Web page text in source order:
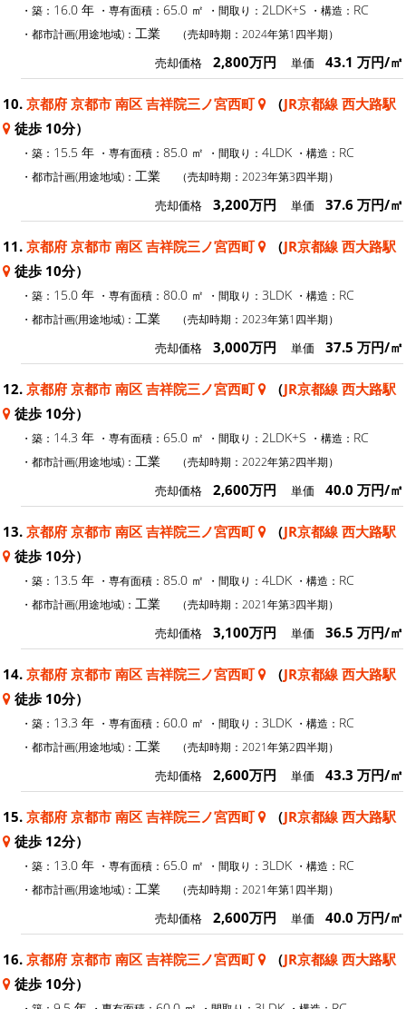
・築： 16.0 年 ・専有面積： 65.0 ㎡ ・間取り： 2LDK+S ・構造： RC
・都市計画(用途地域)： 工業 （売却時期：2024年第1四半期）
売却価格 2,800万円 単価 43.1 万円/㎡
10. 京都府 京都市 南区 吉祥院三ノ宮西町 （JR京都線 西大路駅
徒歩 10分）
・築： 15.5 年 ・専有面積： 85.0 ㎡ ・間取り： 4LDK ・構造： RC
・都市計画(用途地域)： 工業 （売却時期：2023年第3四半期）
売却価格 3,200万円 単価 37.6 万円/㎡
11. 京都府 京都市 南区 吉祥院三ノ宮西町 （JR京都線 西大路駅
徒歩 10分）
・築： 15.0 年 ・専有面積： 80.0 ㎡ ・間取り： 3LDK ・構造： RC
・都市計画(用途地域)： 工業 （売却時期：2023年第1四半期）
売却価格 3,000万円 単価 37.5 万円/㎡
12. 京都府 京都市 南区 吉祥院三ノ宮西町 （JR京都線 西大路駅
徒歩 10分）
・築： 14.3 年 ・専有面積： 65.0 ㎡ ・間取り： 2LDK+S ・構造： RC
・都市計画(用途地域)： 工業 （売却時期：2022年第2四半期）
売却価格 2,600万円 単価 40.0 万円/㎡
13. 京都府 京都市 南区 吉祥院三ノ宮西町 （JR京都線 西大路駅
徒歩 10分）
・築： 13.5 年 ・専有面積： 85.0 ㎡ ・間取り： 4LDK ・構造： RC
・都市計画(用途地域)： 工業 （売却時期：2021年第3四半期）
売却価格 3,100万円 単価 36.5 万円/㎡
14. 京都府 京都市 南区 吉祥院三ノ宮西町 （JR京都線 西大路駅
徒歩 10分）
・築： 13.3 年 ・専有面積： 60.0 ㎡ ・間取り： 3LDK ・構造： RC
・都市計画(用途地域)： 工業 （売却時期：2021年第2四半期）
売却価格 2,600万円 単価 43.3 万円/㎡
15. 京都府 京都市 南区 吉祥院三ノ宮西町 （JR京都線 西大路駅
徒歩 12分）
・築： 13.0 年 ・専有面積： 65.0 ㎡ ・間取り： 3LDK ・構造： RC
・都市計画(用途地域)： 工業 （売却時期：2021年第1四半期）
売却価格 2,600万円 単価 40.0 万円/㎡
16. 京都府 京都市 南区 吉祥院三ノ宮西町 （JR京都線 西大路駅
徒歩 10分）